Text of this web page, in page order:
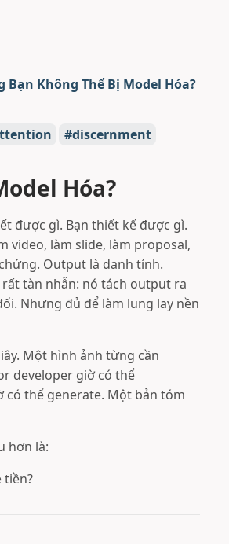
Bạn Không Thể Bị Model Hóa?
discernment
Hóa?
được gì. Bạn thiết kế được gì.
video, làm slide, làm proposal,
Output là danh tính.
tàn nhẫn: nó tách output ra
Nhưng đủ để làm lung lay nền
Một hình ảnh từng cần
developer giờ có thể
thể generate. Một bản tóm
hơn là:
tiền?